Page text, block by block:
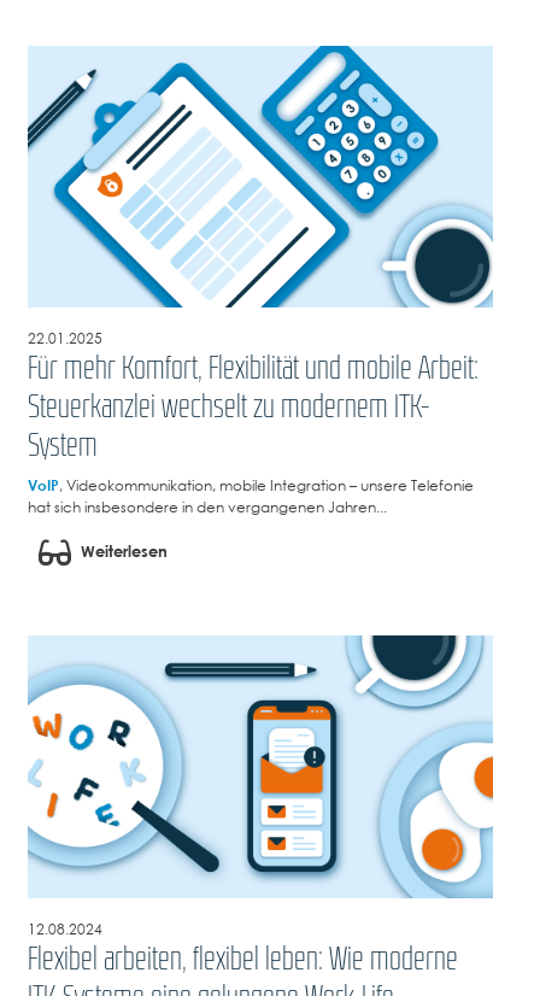
22.01.2025
Für mehr Komfort, Flexibilität und mobile Arbeit:
Steuerkanzlei wechselt zu modernem ITK-
System
VoIP, Videokommunikation, mobile Integration – unsere Telefonie
hat sich insbesondere in den vergangenen Jahren...
Weiterlesen
12.08.2024
Flexibel arbeiten, flexibel leben: Wie moderne